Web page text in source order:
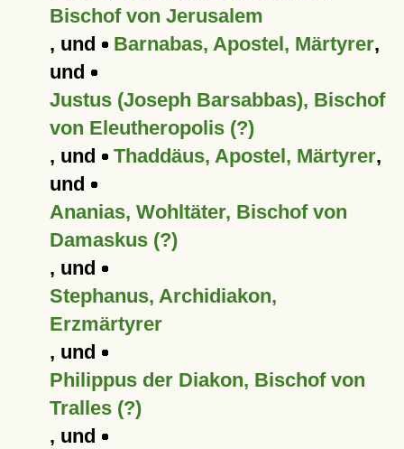
Bischof von Jerusalem
, und
Barnabas, Apostel, Märtyrer,
und
Justus (Joseph Barsabbas), Bischof
von Eleutheropolis (?)
, und
Thaddäus, Apostel, Märtyrer,
und
Ananias, Wohltäter, Bischof von
Damaskus (?)
, und
Stephanus, Archidiakon,
Erzmärtyrer
, und
Philippus der Diakon, Bischof von
Tralles (?)
, und